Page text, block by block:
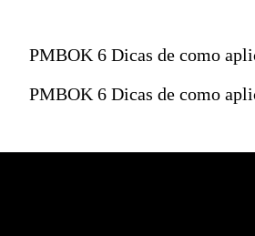
PMBOK 6 Dicas de como
PMBOK 6 Dicas de como